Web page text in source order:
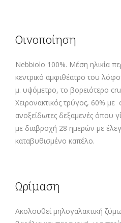
Οινοποίηση
Nebbiolo 100%. Μέση ηλικία
κεντρικό αμφιθέατρο του
μ. υψόμετρο, το βορειότερο
Χειρονακτικός τρύγος, 60%
ανοξείδωτες δεξαμενές όπου
με διαβροχή 28 ημερών με
καταβυθισμένο καπέλο.
Ωρίμαση
Ακολουθεί μηλογαλακτική